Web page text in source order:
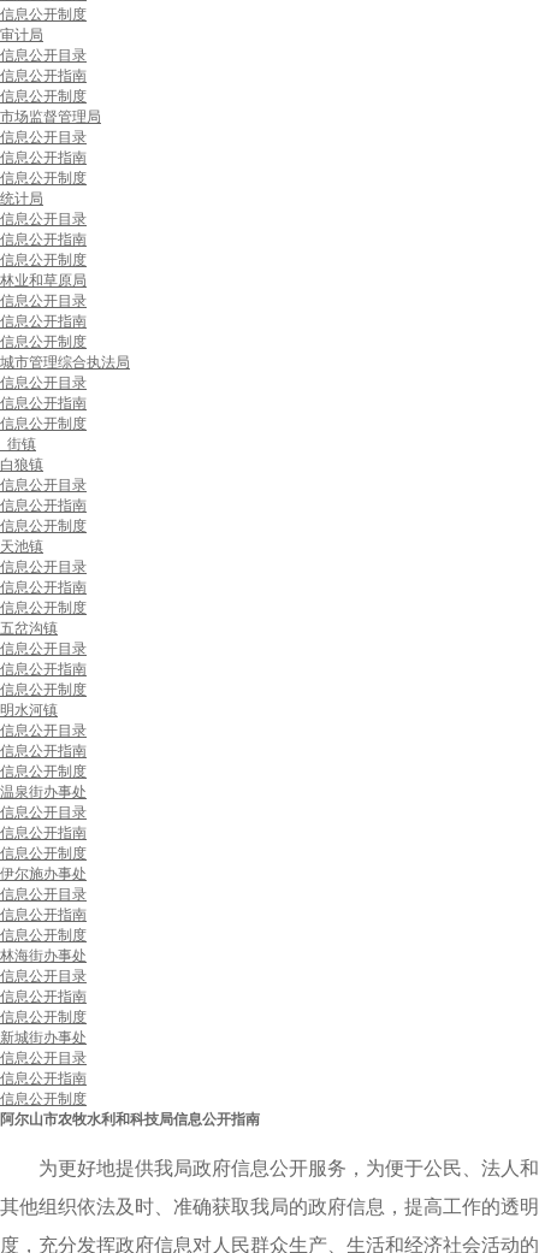
信息公开制度
审计局
信息公开目录
信息公开指南
信息公开制度
市场监督管理局
信息公开目录
信息公开指南
信息公开制度
统计局
信息公开目录
信息公开指南
信息公开制度
林业和草原局
信息公开目录
信息公开指南
信息公开制度
城市管理综合执法局
信息公开目录
信息公开指南
信息公开制度
街镇
白狼镇
信息公开目录
信息公开指南
信息公开制度
天池镇
信息公开目录
信息公开指南
信息公开制度
五岔沟镇
信息公开目录
信息公开指南
信息公开制度
明水河镇
信息公开目录
信息公开指南
信息公开制度
温泉街办事处
信息公开目录
信息公开指南
信息公开制度
伊尔施办事处
信息公开目录
信息公开指南
信息公开制度
林海街办事处
信息公开目录
信息公开指南
信息公开制度
新城街办事处
信息公开目录
信息公开指南
信息公开制度
阿尔山市农牧水利和科技局信息公开指南
为更好地提供我局政府信息公开服务，为便于公民、法人和
其他组织依法及时、准确获取我局的政府信息，提高工作的透明
度，充分发挥政府信息对人民群众生产、生活和经济社会活动的